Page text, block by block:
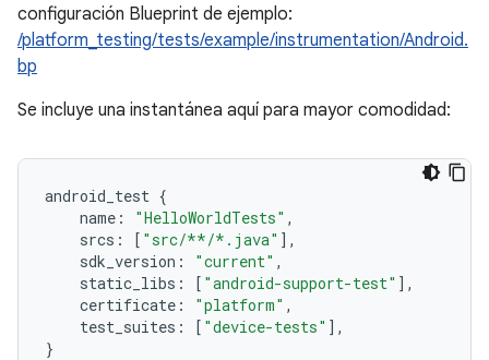
configuración Blueprint de ejemplo:
/platform_testing/tests/example/instrumentation/Android.
bp
Se incluye una instantánea aquí para mayor comodidad:
android_test {
name : "HelloWorldTests" ,
srcs : [ "src/**/*.java" ],
sdk_version : "current" ,
static_libs : [ "android-support-test" ],
certificate : "platform" ,
test_suites : [ "device-tests" ],
}